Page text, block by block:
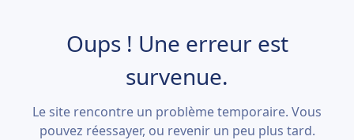
Oups ! Une erreur est
survenue.
Le site rencontre un problème temporaire. Vous
pouvez réessayer, ou revenir un peu plus tard.